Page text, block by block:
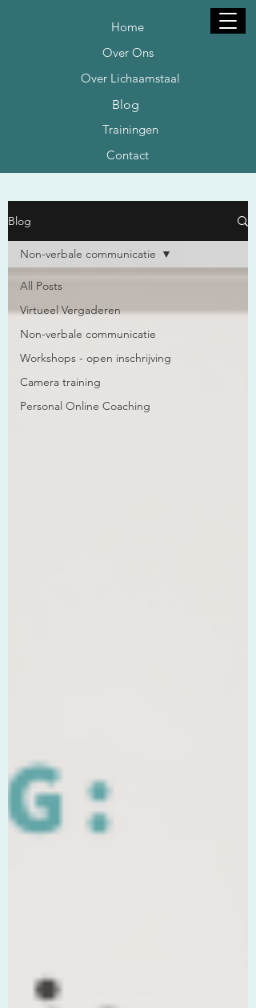
Home
Over Ons
Over Lichaamstaal
Blog
Trainingen
Contact
Blog
All Posts
Virtueel Vergaderen
Non-verbale communicatie
Workshops - open inschrijving
Camera training
Personal Online Coaching
Non-verbale communicatie